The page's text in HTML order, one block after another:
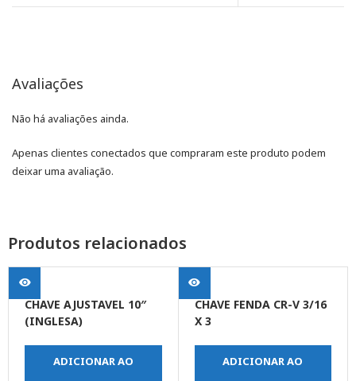
Avaliações
Não há avaliações ainda.
Apenas clientes conectados que compraram este produto podem
deixar uma avaliação.
Produtos relacionados
CHAVE AJUSTAVEL 10″
(INGLESA)
ADICIONAR AO
CHAVE FENDA CR-V 3/16
X 3
ADICIONAR AO